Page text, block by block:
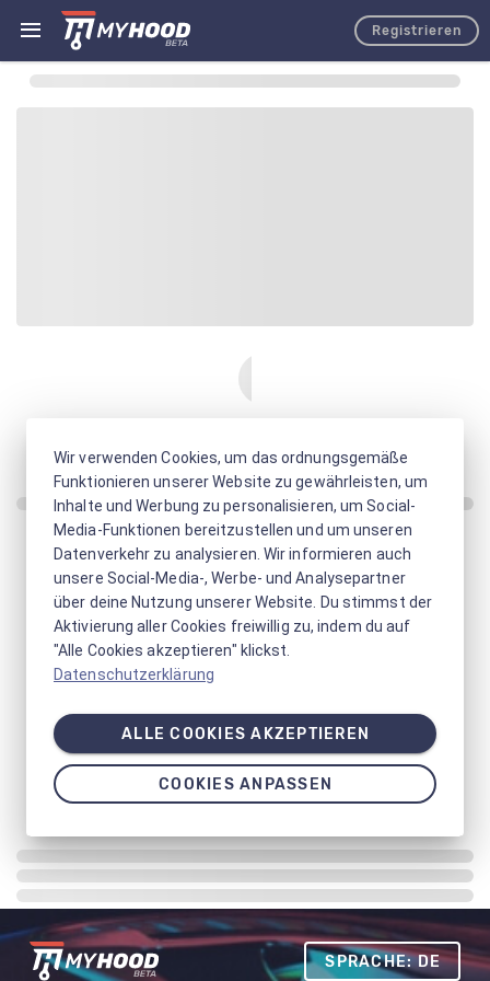
Registrieren
SPRACHE: DE
Wir verwenden Cookies, um das ordnungsgemäße
Funktionieren unserer Website zu gewährleisten, um
Inhalte und Werbung zu personalisieren, um Social-
Media-Funktionen bereitzustellen und um unseren
Datenverkehr zu analysieren. Wir informieren auch
unsere Social-Media-, Werbe- und Analysepartner
über deine Nutzung unserer Website. Du stimmst der
Aktivierung aller Cookies freiwillig zu, indem du auf
"Alle Cookies akzeptieren" klickst.
Datenschutzerklärung
ALLE COOKIES AKZEPTIEREN
COOKIES ANPASSEN